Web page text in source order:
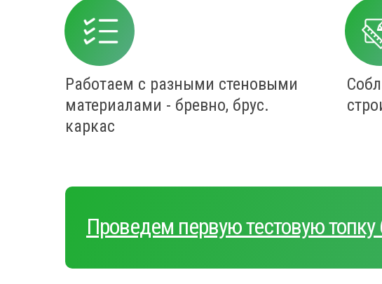
Работаем с разными стеновыми
материалами - бревно, брус.
каркас
Проведем первую тестовую